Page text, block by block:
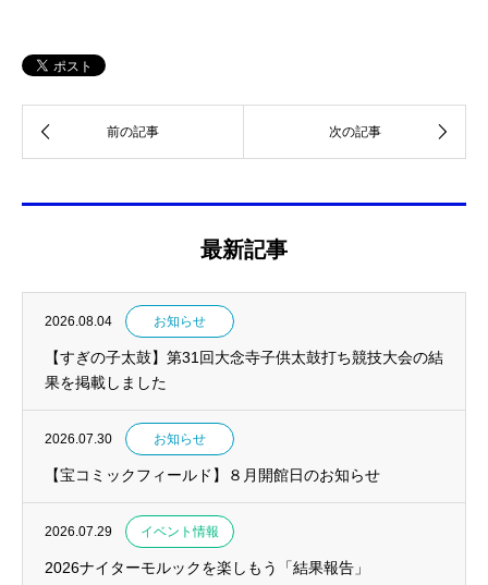
最新記事
2026.08.04 お知らせ
【すぎの子太鼓】第31回大念寺子供太鼓打ち競技大会の結
果を掲載しました
2026.07.30 お知らせ
【宝コミックフィールド】８月開館日のお知らせ
2026.07.29 イベント情報
2026ナイターモルックを楽しもう「結果報告」